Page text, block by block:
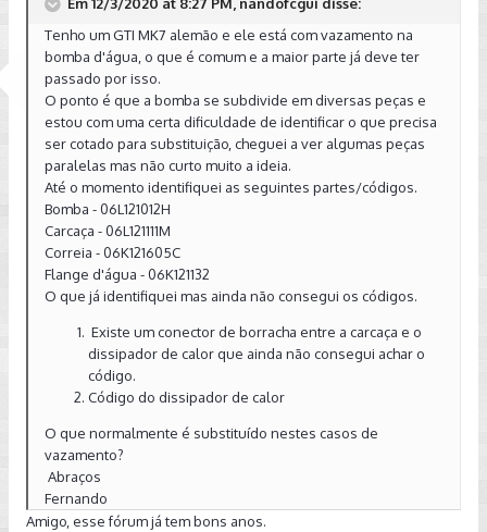
Tenho um GTI MK7 alemão e ele está com vazamento na
bomba d'água, o que é comum e a maior parte já deve ter
passado por isso.
O ponto é que a bomba se subdivide em diversas peças e
estou com uma certa dificuldade de identificar o que precisa
ser cotado para substituição, cheguei a ver algumas peças
paralelas mas não curto muito a ideia.
Até o momento identifiquei as seguintes partes/códigos.
Bomba - 06L121012H
Carcaça - 06L121111M
Correia - 06K121605C
Flange d'água - 06K121132
O que já identifiquei mas ainda não consegui os códigos.
Existe um conector de borracha entre a carcaça e o
dissipador de calor que ainda não consegui achar o
código.
Código do dissipador de calor
O que normalmente é substituído nestes casos de
vazamento?
Abraços
Fernando
Amigo, esse fórum já tem bons anos.